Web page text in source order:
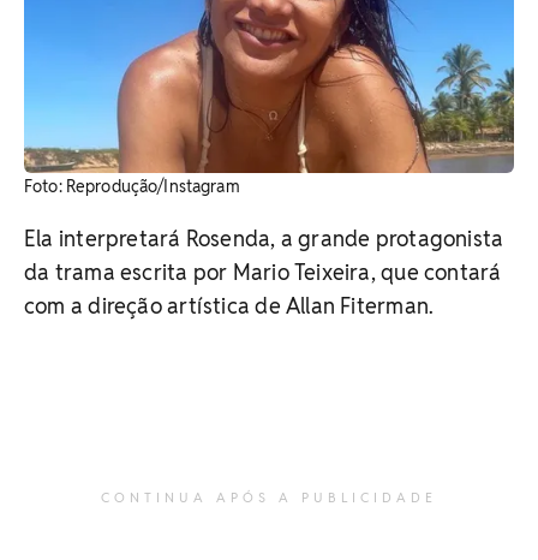
Foto: Reprodução/Instagram
Ela interpretará Rosenda, a grande protagonista
da trama escrita por Mario Teixeira, que contará
com a direção artística de Allan Fiterman.
CONTINUA APÓS A PUBLICIDADE